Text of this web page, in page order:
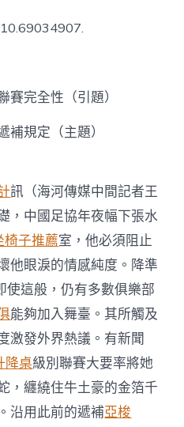
完
性
協
有
興
趣
沿
用
遞
補
規
億
嵐
室
內
設
計
完全性（引題）
規定（主題）
訊（海河傳媒中間記者王
，中國足協年夜幅下張水
椅子推薦室，他必須阻止
他眼淚的情感純度。降準
使這般，仍有多數俱樂部
能夠加入舞臺。其所觸及
激發外界熱議。有新聞
降桌級別聯賽大要率將她
，纏繞住牛土豪的金箔千
沿用此前的遞補亞梭